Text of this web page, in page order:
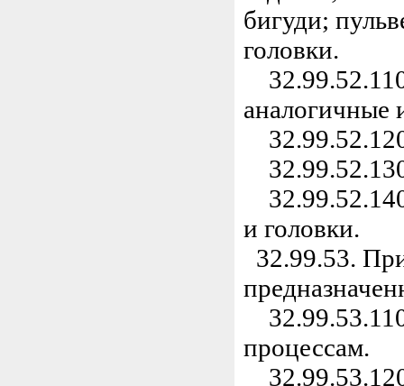
бигуди;
головки.
аналогичные
и головки.
32.99.53.
процессам.